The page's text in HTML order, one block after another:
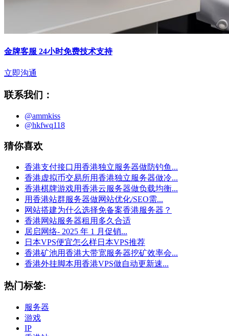
金牌客服 24小时免费技术支持
立即沟通
联系我们：
@ammkiss
@hkfwq118
猜你喜欢
香港支付接口用香港独立服务器做防钓鱼...
香港虚拟币交易所用香港独立服务器做冷...
香港棋牌游戏用香港云服务器做负载均衡...
用香港站群服务器做网站优化/SEO需...
网站搭建为什么选择免备案香港服务器？
香港网站服务器租用多久合适
居启网络- 2025 年 1 月促销...
日本VPS便宜怎么样日本VPS推荐
香港矿池用香港大带宽服务器挖矿效率会...
香港外挂脚本用香港VPS做自动更新速...
热门标签:
服务器
游戏
IP